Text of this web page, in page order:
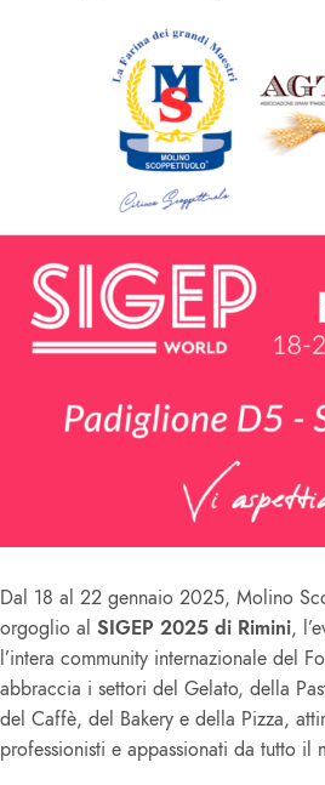
Dal 18 al 22 gennaio 2025, Molino
orgoglio al SIGEP 2025 di Rimini,
l’intera community internazionale del
abbraccia i settori del Gelato, della
del Caffè, del Bakery e della Pizza,
professionisti e appassionati da tutto il